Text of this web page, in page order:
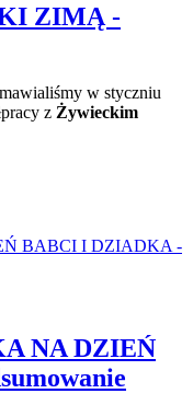
ZIMĄ -
w styczniu
z Żywieckim
NA DZIEŃ